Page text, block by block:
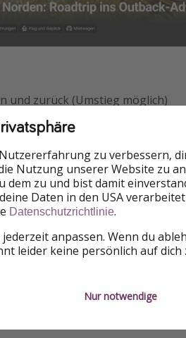
und zurück (Umstieg möglich)
gem. Bestimmung der
und
Fahrzeugklasse während
Freikilometern,
deiner Wahl
zu verbessern,
Nutzung unserer Website zu
dem zu und bist damit
Daten in den USA
Datenschutzrichtlinie.
anpassen. Wenn du
leider keine persönlich auf
Nur notwendige